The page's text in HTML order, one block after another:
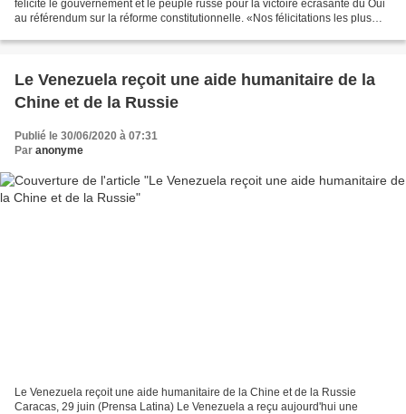
félicité le gouvernement et le peuple russe pour la victoire écrasante du Oui
au référendum sur la réforme constitutionnelle. «Nos félicitations les plus
Le Venezuela reçoit une aide humanitaire de la
Chine et de la Russie
Publié le 30/06/2020 à 07:31
Par anonyme
Le Venezuela reçoit une aide humanitaire de la Chine et de la Russie
Caracas, 29 juin (Prensa Latina) Le Venezuela a reçu aujourd'hui une